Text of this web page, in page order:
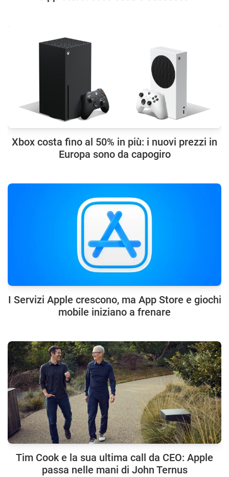
Xbox costa fino al 50% in più: i nuovi prezzi in
Europa sono da capogiro
I Servizi Apple crescono, ma App Store e giochi
mobile iniziano a frenare
Tim Cook e la sua ultima call da CEO: Apple
passa nelle mani di John Ternus